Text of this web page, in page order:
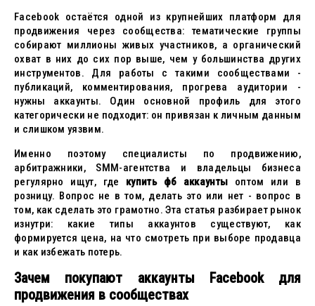
Facebook остаётся одной из крупнейших платформ для
продвижения через сообщества: тематические группы
собирают миллионы живых участников, а органический
охват в них до сих пор выше, чем у большинства других
инструментов. Для работы с такими сообществами -
публикаций, комментирования, прогрева аудитории -
нужны аккаунты. Один основной профиль для этого
категорически не подходит: он привязан к личным данным
и слишком уязвим.
Именно поэтому специалисты по продвижению,
арбитражники, SMM-агентства и владельцы бизнеса
регулярно ищут, где купить фб аккаунты оптом или в
розницу. Вопрос не в том, делать это или нет - вопрос в
том, как сделать это грамотно. Эта статья разбирает рынок
изнутри: какие типы аккаунтов существуют, как
формируется цена, на что смотреть при выборе продавца
и как избежать потерь.
Зачем покупают аккаунты Facebook для
продвижения в сообществах